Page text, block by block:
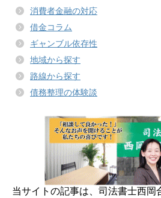
消費者金融の対応
借金コラム
ギャンブル依存性
地域から探す
路線から探す
債務整理の体験談
当サイトの記事は、司法書士西岡